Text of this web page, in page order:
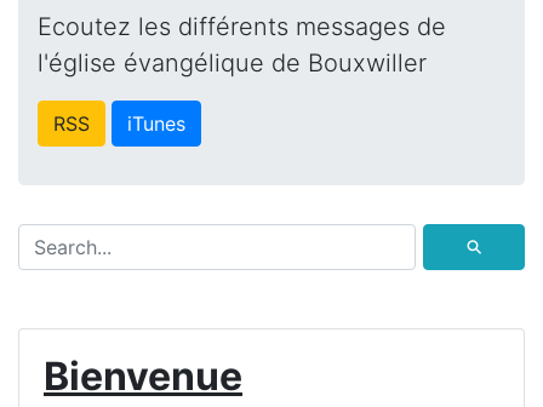
Ecoutez les différents messages de
l'église évangélique de Bouxwiller
RSS iTunes
⚲
Bienvenue